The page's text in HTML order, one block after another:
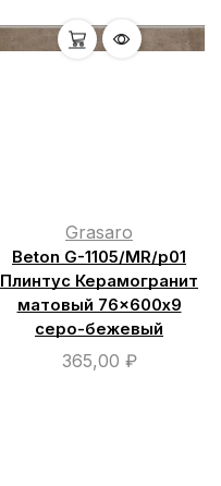
Grasaro
Beton G-1105/МR/р01
Плинтус Керамогранит
матовый 76×600х9
серо-бежевый
365,00 ₽